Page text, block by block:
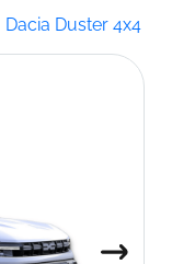
Dacia Duster 4x4